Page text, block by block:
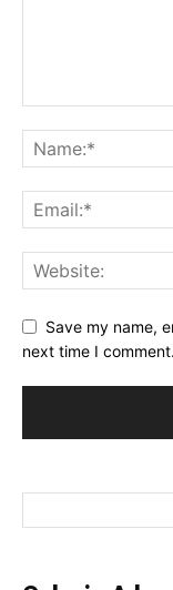
Save my name,
next time I comment.